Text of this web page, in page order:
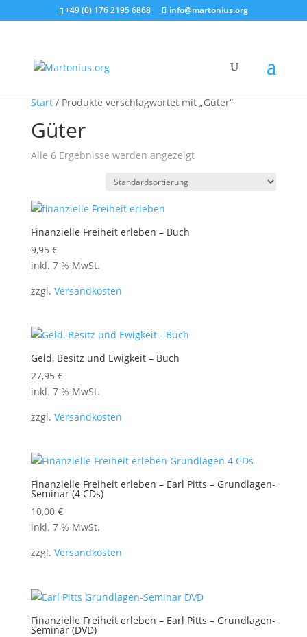
+49 (0) 176 2195 6868 info@martonius.org
Start/ Produkte verschlagwortet mit „Güter“
Güter
Alle 6 Ergebnisse werden angezeigt
Finanzielle Freiheit erleben – Buch
9,95 €
inkl. 7 % MwSt.
zzgl. Versandkosten
Geld, Besitz und Ewigkeit – Buch
27,95 €
inkl. 7 % MwSt.
zzgl. Versandkosten
Finanzielle Freiheit erleben – Earl Pitts – Grundlagen-
Seminar (4 CDs)
10,00 €
inkl. 7 % MwSt.
zzgl. Versandkosten
Finanzielle Freiheit erleben – Earl Pitts – Grundlagen-
Seminar (DVD)